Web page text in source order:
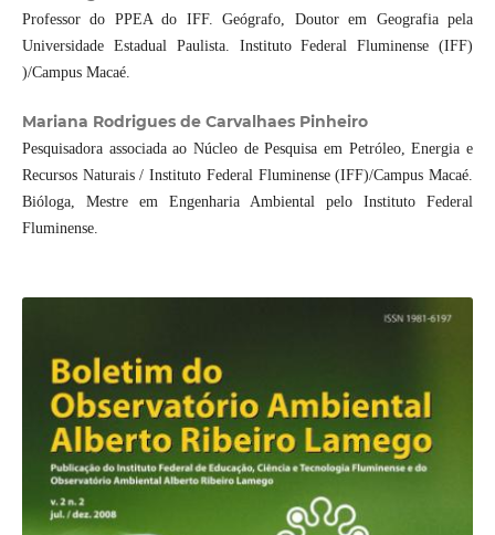
Professor do PPEA do IFF. Geógrafo, Doutor em Geografia pela
Universidade Estadual Paulista. Instituto Federal Fluminense (IFF)
)/Campus Macaé.
Mariana Rodrigues de Carvalhaes Pinheiro
Pesquisadora associada ao Núcleo de Pesquisa em Petróleo, Energia e
Recursos Naturais / Instituto Federal Fluminense (IFF)/Campus Macaé.
Bióloga, Mestre em Engenharia Ambiental pelo Instituto Federal
Fluminense.